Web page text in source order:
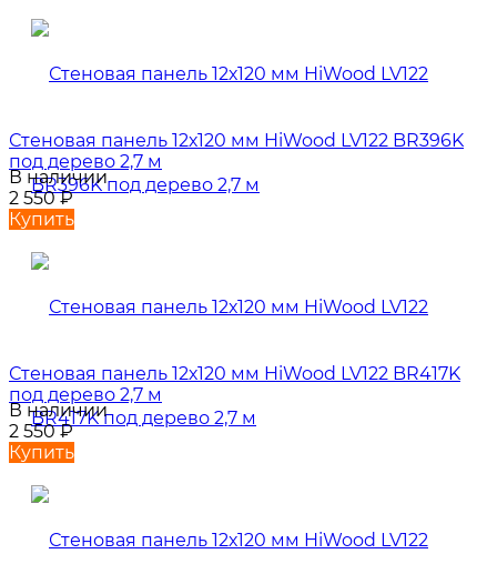
Стеновая панель 12х120 мм HiWood LV122 BR396K
под дерево 2,7 м
В наличии
2 550₽
Купить
Стеновая панель 12х120 мм HiWood LV122 BR417K
под дерево 2,7 м
В наличии
2 550₽
Купить